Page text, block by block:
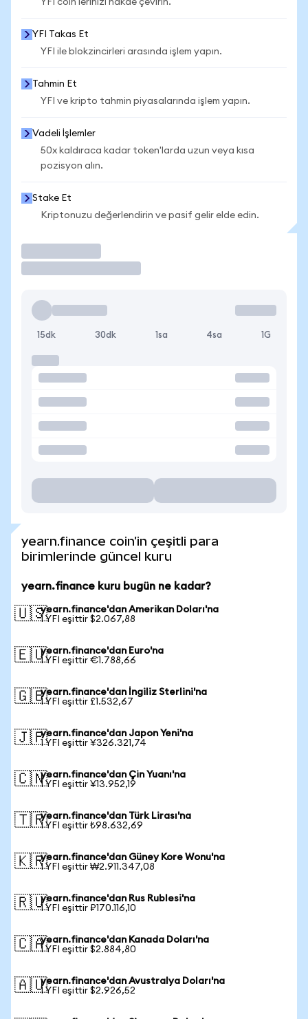
YFI coin'lerinizi nakde çevirin.
YFI Takas Et
YFI ile blokzincirleri arasında işlem yapın.
Tahmin Et
YFI ve kripto tahmin piyasalarında işlem yapın.
Vadeli İşlemler
50x kaldıraca kadar token'larda uzun veya kısa
pozisyon alın.
Stake Et
Kriptonuzu değerlendirin ve pasif gelir elde edin.
15dk 30dk 1sa 4sa 1G
yearn.finance coin'in çeşitli para
birimlerinde güncel kuru
yearn.finance kuru bugün ne kadar?
🇺🇸yearn.finance'dan Amerikan Doları'na
1 YFI eşittir $2.067,88
🇪🇺yearn.finance'dan Euro'na
1 YFI eşittir €1.788,66
🇬🇧yearn.finance'dan İngiliz Sterlini'na
1 YFI eşittir £1.532,67
🇯🇵yearn.finance'dan Japon Yeni'na
1 YFI eşittir ¥326.321,74
🇨🇳yearn.finance'dan Çin Yuanı'na
1 YFI eşittir ¥13.952,19
🇹🇷yearn.finance'dan Türk Lirası'na
1 YFI eşittir ₺98.632,69
🇰🇷yearn.finance'dan Güney Kore Wonu'na
1 YFI eşittir ₩2.911.347,08
🇷🇺yearn.finance'dan Rus Rublesi'na
1 YFI eşittir ₽170.116,10
🇨🇦yearn.finance'dan Kanada Doları'na
1 YFI eşittir $2.884,80
🇦🇺yearn.finance'dan Avustralya Doları'na
1 YFI eşittir $2.926,52